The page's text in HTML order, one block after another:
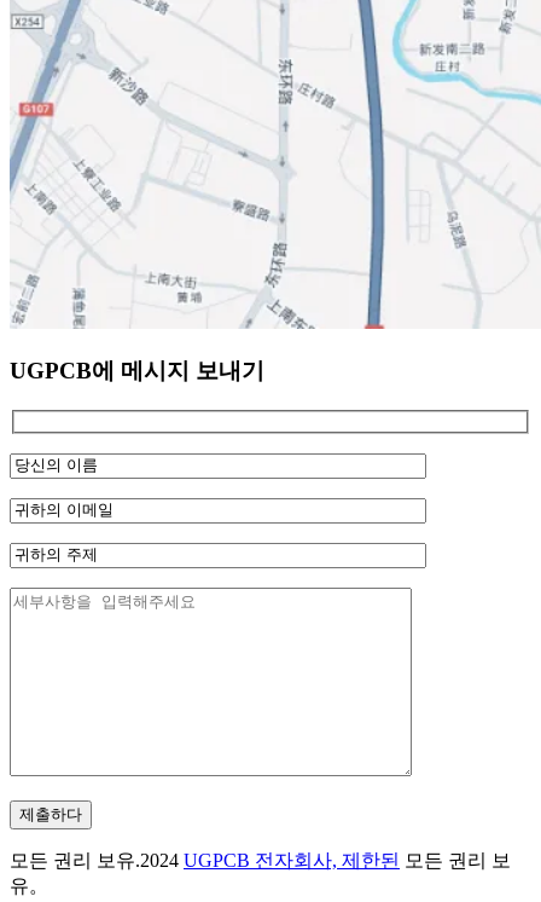
UGPCB에 메시지 보내기
제출하다
모든 권리 보유.2024 UGPCB 전자회사, 제한된
모든 권리 보
유。